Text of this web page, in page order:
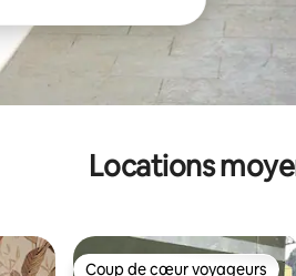
Locations
Coup de cœur voyageurs